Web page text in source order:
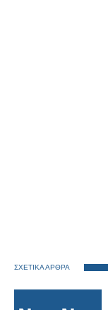
ΣΧΕΤΙΚΑ ΑΡΘΡΑ